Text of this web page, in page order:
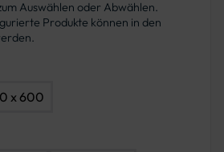
Auswählen oder Abwählen.
Produkte können in den
x 600